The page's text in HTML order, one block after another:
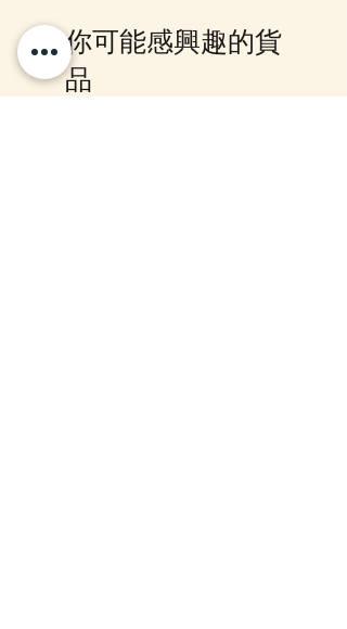
Facebook PM 或 Whatsapp 我們
訂貨, 詳情請Facebook PM 或
Whatsapp 聯絡我們
你可能感興趣的貨
品